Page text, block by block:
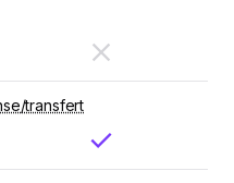
transfert